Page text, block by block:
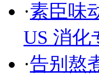
·素臣味
US 消化
·告别熬